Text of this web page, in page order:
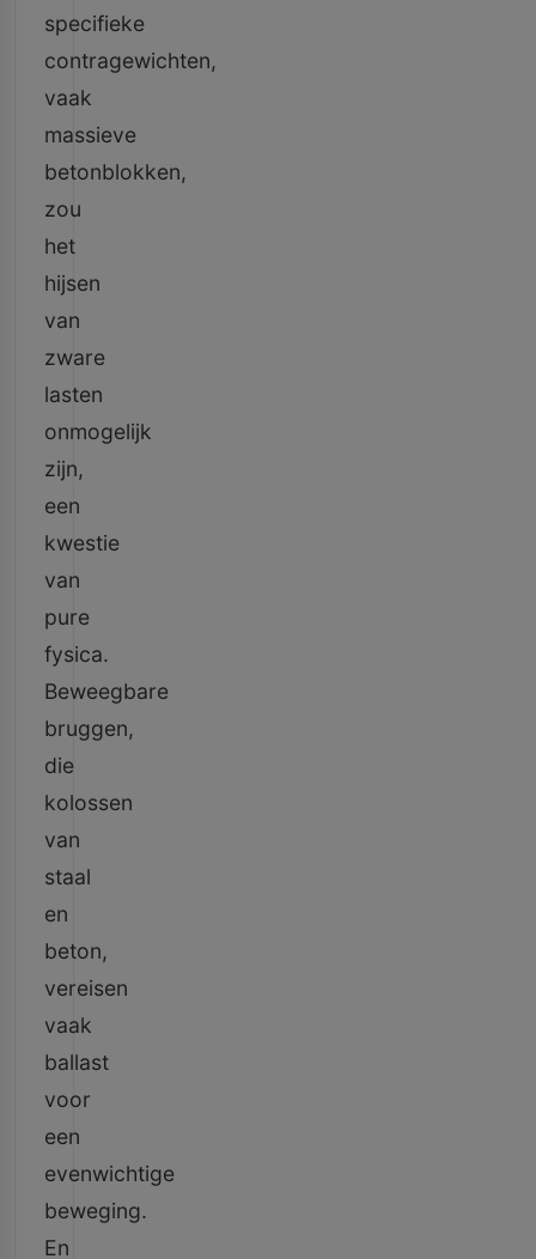
specifieke
contragewichten,
vaak
massieve
betonblokken,
zou
het
hijsen
van
zware
lasten
onmogelijk
zijn,
een
kwestie
van
pure
fysica.
Beweegbare
bruggen,
die
kolossen
van
staal
en
beton,
vereisen
vaak
ballast
voor
een
evenwichtige
beweging.
En